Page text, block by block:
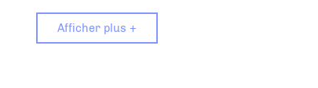
Afficher plus +